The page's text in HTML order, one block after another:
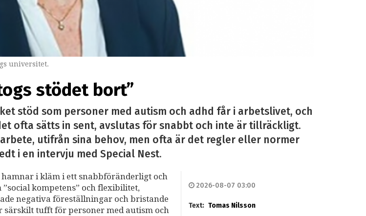
universitet.
stödet bort”
stöd som personer med autism och adhd får i arbetslivet, och
ofta sätts in sent, avslutas för snabbt och inte är tillräckligt.
utifrån sina behov, men ofta är det regler eller normer
i en intervju med Special Nest.
i kläm i ett snabbföränderligt och
kompetens” och flexibilitet,
negativa föreställningar och bristande
särskilt tufft för personer med autism och
2026-08-07 03:00
Text: Tomas Nilsson